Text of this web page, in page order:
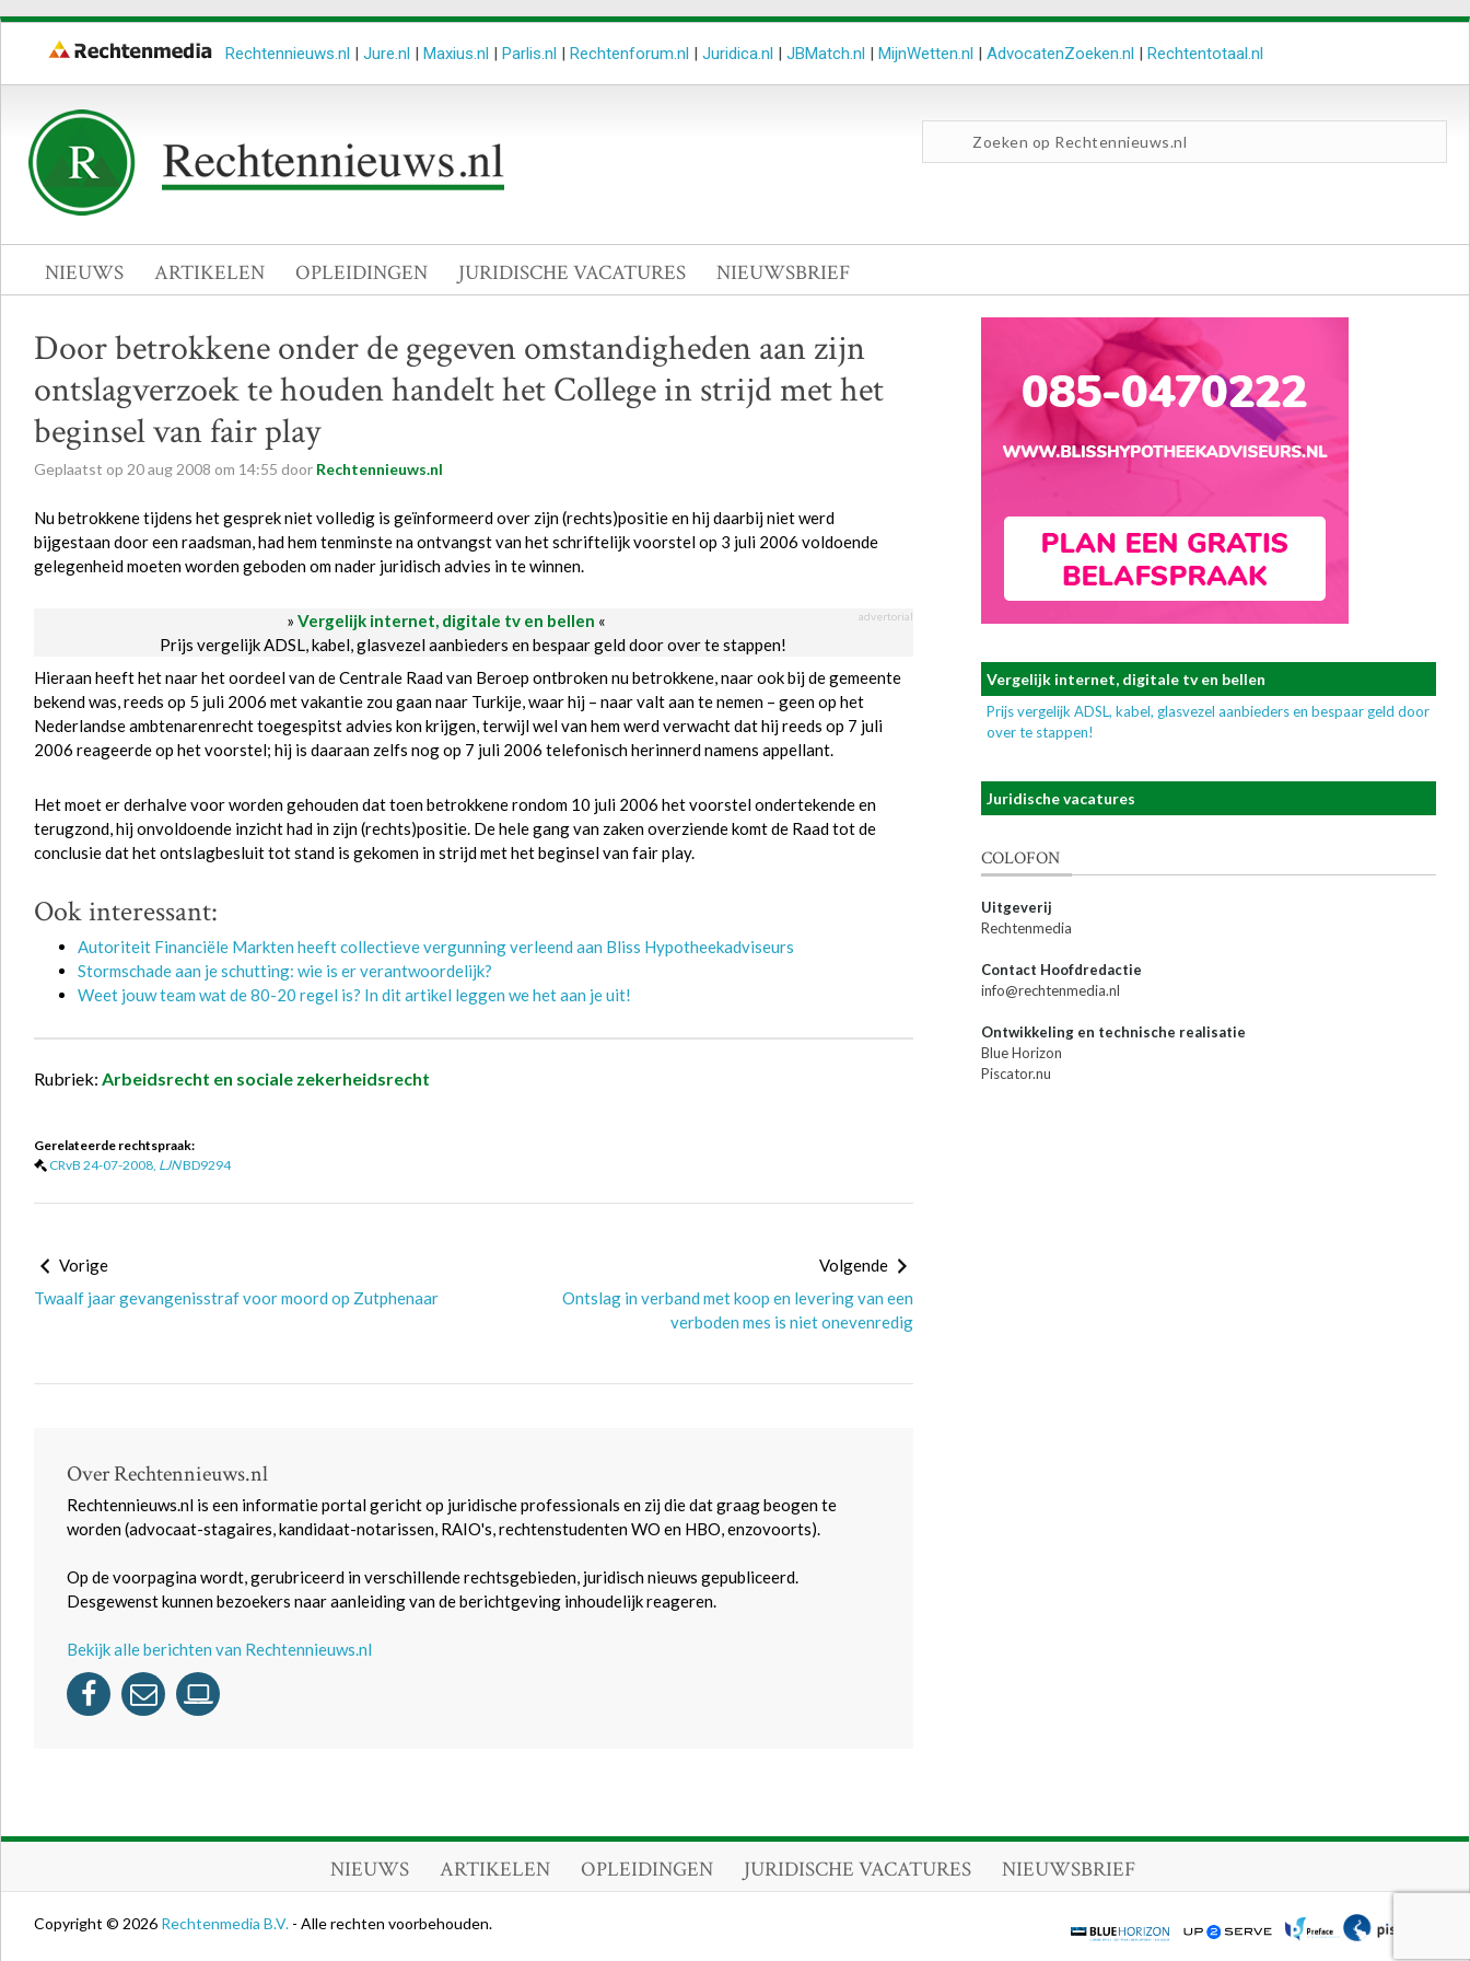
Rechtennieuws.nl | Jure.nl | Maxius.nl | Parlis.nl | Rechtenforum.nl | Juridica.nl | JBMatch.nl | MijnWetten.nl | AdvocatenZoeken.nl | Rechtentotaal.nl
NIEUWS ARTIKELEN OPLEIDINGEN JURIDISCHE VACATURES NIEUWSBRIEF
Door betrokkene onder de gegeven omstandigheden aan zijn
ontslagverzoek te houden handelt het College in strijd met het
beginsel van fair play
Geplaatst op 20aug 2008 om 14:55 door Rechtennieuws.nl
Nu betrokkene tijdens het gesprek niet volledig is geïnformeerd over zijn (rechts)positie en hij daarbij niet werd
bijgestaan door een raadsman, had hem tenminste na ontvangst van het schriftelijk voorstel op 3 juli 2006 voldoende
gelegenheid moeten worden geboden om nader juridisch advies in te winnen.
» Vergelijk internet, digitale tv en bellen « advertorial
Prijs vergelijk ADSL, kabel, glasvezel aanbieders en bespaar geld door over te stappen!
Hieraan heeft het naar het oordeel van de Centrale Raad van Beroep ontbroken nu betrokkene, naar ook bij de gemeente
bekend was, reeds op 5 juli 2006 met vakantie zou gaan naar Turkije, waar hij – naar valt aan te nemen – geen op het
Nederlandse ambtenarenrecht toegespitst advies kon krijgen, terwijl wel van hem werd verwacht dat hij reeds op 7 juli
2006 reageerde op het voorstel; hij is daaraan zelfs nog op 7 juli 2006 telefonisch herinnerd namens appellant.
Het moet er derhalve voor worden gehouden dat toen betrokkene rondom 10 juli 2006 het voorstel ondertekende en
terugzond, hij onvoldoende inzicht had in zijn (rechts)positie. De hele gang van zaken overziende komt de Raad tot de
conclusie dat het ontslagbesluit tot stand is gekomen in strijd met het beginsel van fair play.
Ook interessant:
Autoriteit Financiële Markten heeft collectieve vergunning verleend aan Bliss Hypotheekadviseurs
Stormschade aan je schutting: wie is er verantwoordelijk?
Weet jouw team wat de 80-20 regel is? In dit artikel leggen we het aan je uit!
Rubriek: Arbeidsrecht en sociale zekerheidsrecht
Gerelateerde rechtspraak:
CRvB 24-07-2008, LJNBD9294
Vorige
Twaalf jaar gevangenisstraf voor moord op Zutphenaar
Volgende
Ontslag in verband met koop en levering van een
verboden mes is niet onevenredig
Over Rechtennieuws.nl
Rechtennieuws.nl is een informatie portal gericht op juridische professionals en zij die dat graag beogen te
worden (advocaat-stagaires, kandidaat-notarissen, RAIO's, rechtenstudenten WO en HBO, enzovoorts).
Op de voorpagina wordt, gerubriceerd in verschillende rechtsgebieden, juridisch nieuws gepubliceerd.
Desgewenst kunnen bezoekers naar aanleiding van de berichtgeving inhoudelijk reageren.
Bekijk alle berichten van Rechtennieuws.nl
Vergelijk internet, digitale tv en bellen
Prijs vergelijk ADSL, kabel, glasvezel aanbieders en bespaar geld door
over te stappen!
Juridische vacatures
COLOFON
Uitgeverij
Rechtenmedia
Contact Hoofdredactie
info@rechtenmedia.nl
Ontwikkeling en technische realisatie
Blue Horizon
Piscator.nu
NIEUWS ARTIKELEN OPLEIDINGEN JURIDISCHE VACATURES NIEUWSBRIEF
Copyright © 2026 Rechtenmedia B.V. - Alle rechten voorbehouden.